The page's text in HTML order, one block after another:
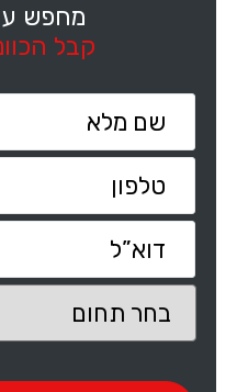
מחפש
קבל